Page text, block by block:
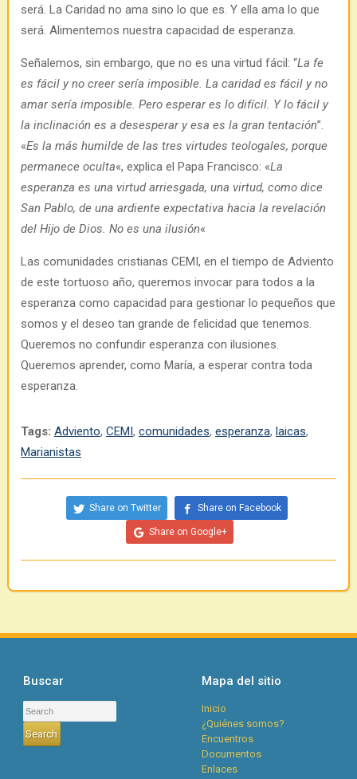
será. La Caridad no ama sino lo que es. Y ella ama lo que
será. Alimentemos nuestra capacidad de esperanza.
Señalemos, sin embargo, que no es una virtud fácil: “La fe
es fácil y no creer sería imposible. La caridad es fácil y no
amar sería imposible. Pero esperar es lo difícil. Y lo fácil y
la inclinación es a desesperar y esa es la gran tentación”.
«Es la más humilde de las tres virtudes teologales, porque
permanece oculta«, explica el Papa Francisco: «La
esperanza es una virtud arriesgada, una virtud, como dice
San Pablo, de una ardiente expectativa hacia la revelación
del Hijo de Dios. No es una ilusión«
Las comunidades cristianas CEMI, en el tiempo de Adviento
de este tortuoso año, queremos invocar para todos a la
esperanza como capacidad para gestionar lo pequeños que
somos y el deseo tan grande de felicidad que tenemos.
Queremos no confundir esperanza con ilusiones.
Queremos aprender, como María, a esperar contra toda
esperanza.
Tags: Adviento, CEMI, comunidades, esperanza, laicas,
Marianistas
Share on Twitter Share on Facebook
Share on Google+
Buscar Mapa del sitio
Inicio
¿Quiénes somos?
Encuentros
Documentos
Enlaces